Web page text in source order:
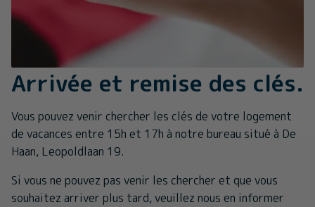
Arrivée et remise des clés.
Vous pouvez venir chercher les clés de votre logement
de vacances entre 15h et 17h à notre bureau situé à De
Haan, Leopoldlaan 19.
Si vous ne pouvez pas venir les chercher et que vous
souhaitez arriver plus tard, veuillez nous en informer